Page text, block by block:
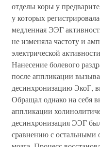
отделы коры у
у которых
медленная ЭЭГ
не изменяла частоту и
электрической
Нанесение болевого
после аппликации
десинхронизацию ЭкоГ,
Обращал однако на себя
аппликации
десинхронизация ЭЭГ
сравнению с остальными